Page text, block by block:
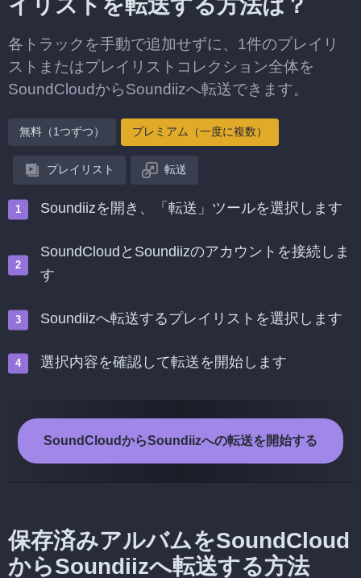
イリストを転送する方法は？
各トラックを手動で追加せずに、1件のプレイリ
ストまたはプレイリストコレクション全体を
SoundCloudからSoundiizへ転送できます。
無料（1つずつ） プレミアム（一度に複数）
プレイリスト 転送
Soundiizを開き、「転送」ツールを選択します
SoundCloudとSoundiizのアカウントを接続しま
す
Soundiizへ転送するプレイリストを選択します
選択内容を確認して転送を開始します
SoundCloudからSoundiizへの転送を開始する
保存済みアルバムをSoundCloud
からSoundiizへ転送する方法